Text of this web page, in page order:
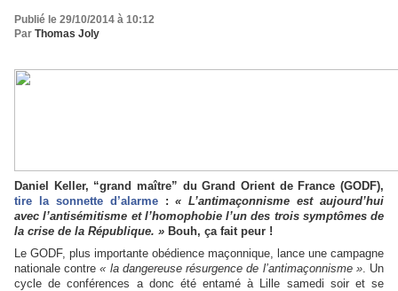
Publié le 29/10/2014 à 10:12
Par Thomas Joly
Daniel Keller, “grand maître” du Grand Orient de France (GODF),
tire la sonnette d’alarme: « L’antimaçonnisme est aujourd’hui
avec l’antisémitisme et l’homophobie l’un des trois symptômes de
la crise de la République. » Bouh, ça fait peur !
Le GODF, plus importante obédience maçonnique, lance une campagne
nationale contre« la dangereuse résurgence de l’antimaçonnisme ». Un
cycle de conférences a donc été entamé à Lille samedi soir et se